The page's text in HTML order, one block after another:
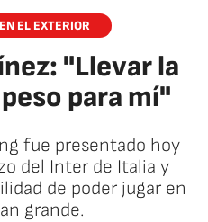
EL EXTERIOR
"Llevar la
para mí"
fue presentado hoy
del Inter de Italia y
de poder jugar en
grande.